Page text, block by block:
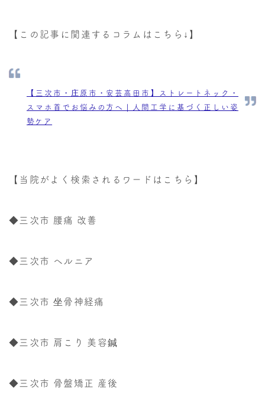
【この記事に関連するコラムはこちら↓】
【三次市・庄原市・安芸高田市】ストレートネック・
スマホ首でお悩みの方へ｜人間工学に基づく正しい姿
勢ケア
【当院がよく検索されるワードはこちら】
◆三次市 腰痛 改善
◆三次市 ヘルニア
◆三次市 坐骨神経痛
◆三次市 肩こり 美容鍼
◆三次市 骨盤矯正 産後